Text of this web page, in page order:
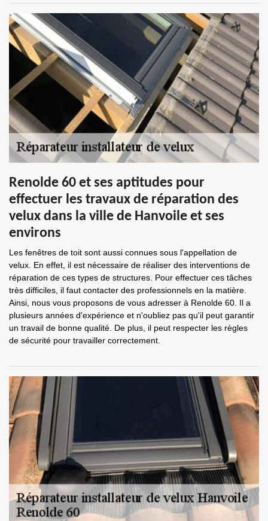
Renolde 60 et ses aptitudes pour
effectuer les travaux de réparation des
velux dans la ville de Hanvoile et ses
environs
Les fenêtres de toit sont aussi connues sous l'appellation de
velux. En effet, il est nécessaire de réaliser des interventions de
réparation de ces types de structures. Pour effectuer ces tâches
très difficiles, il faut contacter des professionnels en la matière.
Ainsi, nous vous proposons de vous adresser à Renolde 60. Il a
plusieurs années d'expérience et n'oubliez pas qu'il peut garantir
un travail de bonne qualité. De plus, il peut respecter les règles
de sécurité pour travailler correctement.